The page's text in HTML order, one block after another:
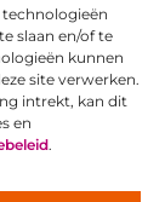
slaan en/of te
kunnen
site verwerken.
intrekt, kan dit
en
.
die je
slimme
beste uit